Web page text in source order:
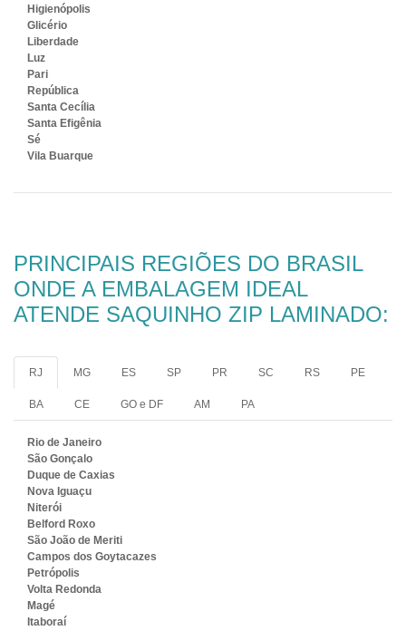
Higienópolis
Glicério
Liberdade
Luz
Pari
República
Santa Cecília
Santa Efigênia
Sé
Vila Buarque
PRINCIPAIS REGIÕES DO BRASIL
ONDE A EMBALAGEM IDEAL
ATENDE SAQUINHO ZIP LAMINADO:
RJ MG ES SP PR SC RS PE
BA CE GO e DF AM PA
Rio de Janeiro
São Gonçalo
Duque de Caxias
Nova Iguaçu
Niterói
Belford Roxo
São João de Meriti
Campos dos Goytacazes
Petrópolis
Volta Redonda
Magé
Itaboraí